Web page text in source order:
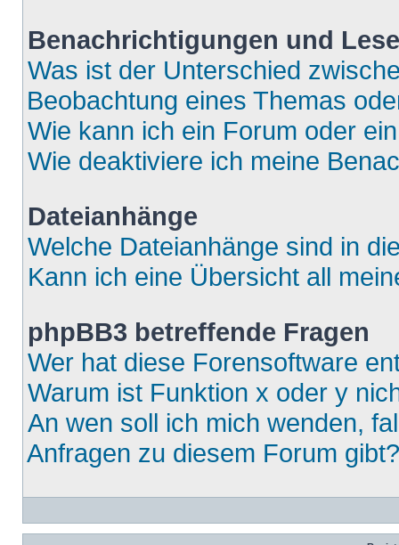
Benachrichtigungen und
Was ist der Unterschied
Beobachtung eines Themas
Wie kann ich ein Forum oder
Wie deaktiviere ich meine
Dateianhänge
Welche Dateianhänge sind in
Kann ich eine Übersicht all
phpBB3 betreffende Fragen
Wer hat diese Forensoftware
Warum ist Funktion x oder y
An wen soll ich mich wenden,
Anfragen zu diesem Forum gibt?